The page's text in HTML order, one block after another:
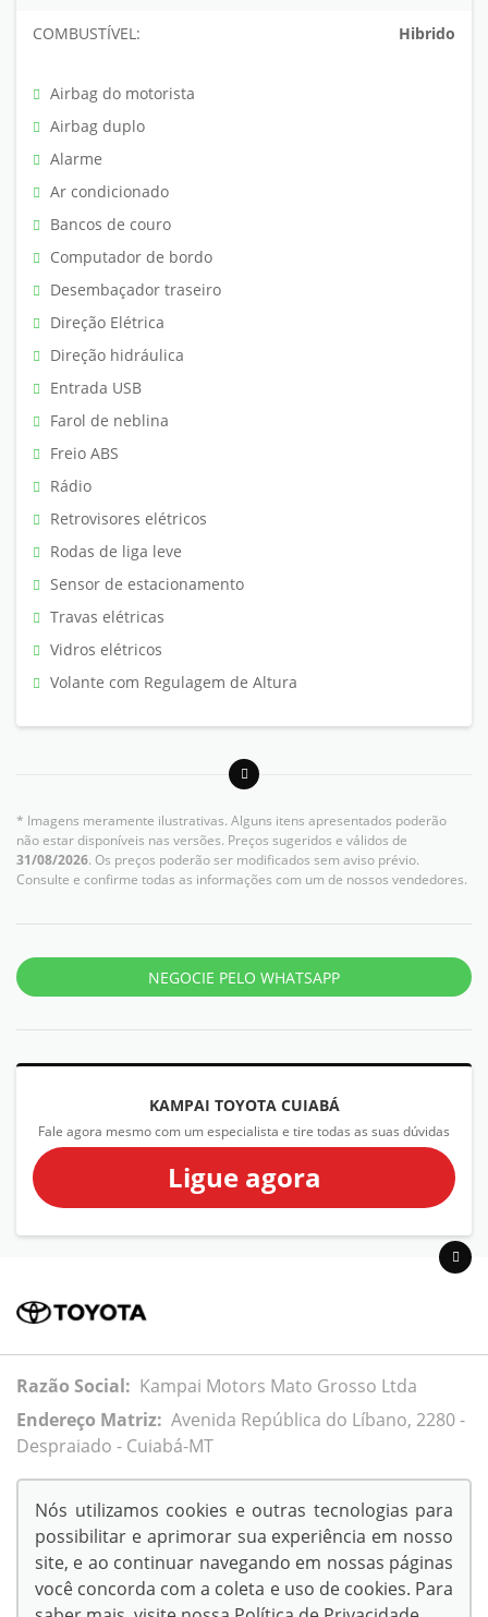
COMBUSTÍVEL: Hibrido
Airbag do motorista
Airbag duplo
Alarme
Ar condicionado
Bancos de couro
Computador de bordo
Desembaçador traseiro
Direção Elétrica
Direção hidráulica
Entrada USB
Farol de neblina
Freio ABS
Rádio
Retrovisores elétricos
Rodas de liga leve
Sensor de estacionamento
Travas elétricas
Vidros elétricos
Volante com Regulagem de Altura
* Imagens meramente ilustrativas. Alguns itens apresentados poderão
não estar disponíveis nas versões. Preços sugeridos e válidos de
31/08/2026. Os preços poderão ser modificados sem aviso prévio.
Consulte e confirme todas as informações com um de nossos vendedores.
NEGOCIE PELO WHATSAPP
KAMPAI TOYOTA CUIABÁ
Fale agora mesmo com um especialista e tire todas as suas dúvidas
Ligue agora
Razão Social: Kampai Motors Mato Grosso Ltda
Endereço Matriz: Avenida República do Líbano, 2280 -
Despraiado - Cuiabá-MT
© Copyright 2026
AutoForce - Todos os direitos reservados.
.
Nós utilizamos cookies e outras tecnologias para
possibilitar e aprimorar sua experiência em nosso
site, e ao continuar navegando em nossas páginas
você concorda com a coleta e uso de cookies. Para